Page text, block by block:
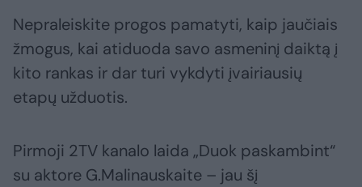
Nepraleiskite progos pamatyti, kaip jaučiais
žmogus, kai atiduoda savo asmeninį daiktą į
kito rankas ir dar turi vykdyti įvairiausių
etapų užduotis.
Pirmoji 2TV kanalo laida „Duok paskambint“
su aktore G.Malinauskaite – jau šį